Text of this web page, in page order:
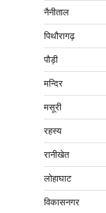
नैनीताल
पिथौरागढ़
पौड़ी
मन्दिर
मसूरी
रहस्य
रानीखेत
लोहाघाट
विकासनगर